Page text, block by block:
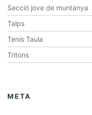
Secció jove de muntanya
Talps
Tenis Taula
Tritons
META